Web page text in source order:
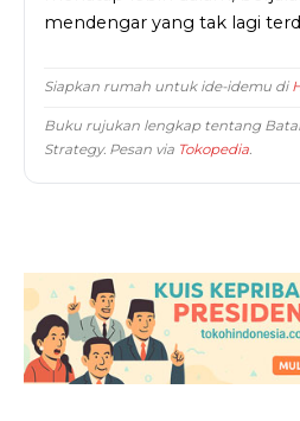
mendengar yang tak lagi
Siapkan rumah untuk ide-idemu di
Buku rujukan lengkap tentang
Strategy. Pesan via Tokopedia